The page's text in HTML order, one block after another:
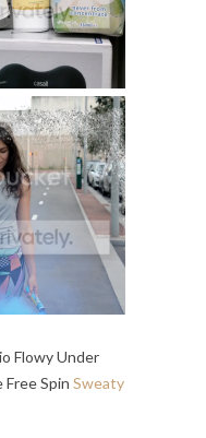
Flowy Under
Spin Sweaty